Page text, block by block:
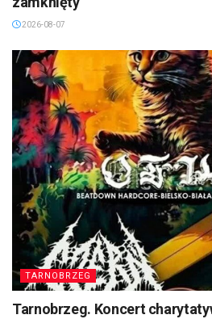
2026-08-07
TARNOBRZEG
Tarnobrzeg. Koncert